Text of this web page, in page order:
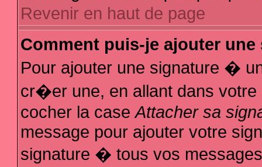
Revenir en haut de page
Comment puis-je ajouter
Pour ajouter une signature �
cr�er une, en allant dans
cocher la caseAttacher sa
message pour ajouter votre
signature � tous vos